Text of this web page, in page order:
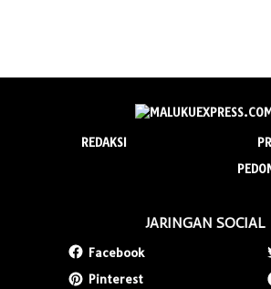
REDAKSI
JARINGAN SOCIAL
Facebook
Pinterest